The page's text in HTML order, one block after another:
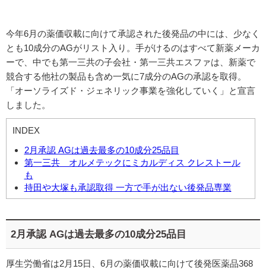
今年6月の薬価収載に向けて承認された後発品の中には、少なく
とも10成分のAGがリスト入り。手がけるのはすべて新薬メーカ
ーで、中でも第一三共の子会社・第一三共エスファは、新薬で
競合する他社の製品も含め一気に7成分のAGの承認を取得。
「オーソライズド・ジェネリック事業を強化していく」と宣言
しました。
INDEX
2月承認 AGは過去最多の10成分25品目
第一三共 オルメテックにミカルディス クレストール
も
持田や大塚も承認取得 一方で手が出ない後発品専業
2月承認 AGは過去最多の10成分25品目
厚生労働省は2月15日、6月の薬価収載に向けて後発医薬品368